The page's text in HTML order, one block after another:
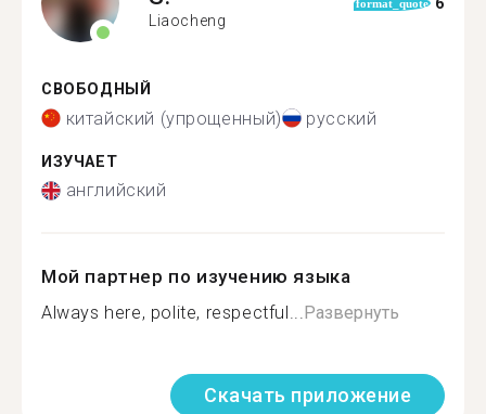
Liaocheng
format_quote
СВОБОДНЫЙ
китайский (упрощенный) русский
ИЗУЧАЕТ
английский
Мой партнер по изучению языка
Always here, polite, respectful...Развернуть
Скачать приложение